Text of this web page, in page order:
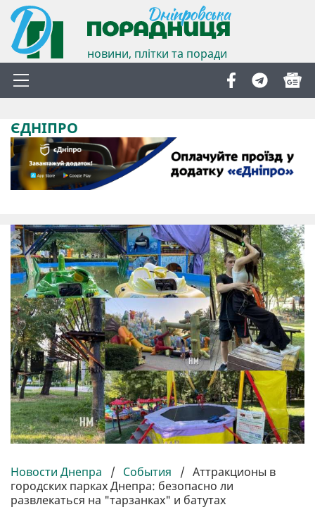
новини, плітки та поради
ЄДНІПРО
Новости Днепра / События / Аттракционы в
городских парках Днепра: безопасно ли
развлекаться на "тарзанках" и батутах